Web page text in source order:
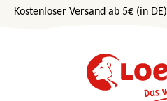
Zum Hauptinhalt springen
Kostenloser Versand ab 5€ (in DE)